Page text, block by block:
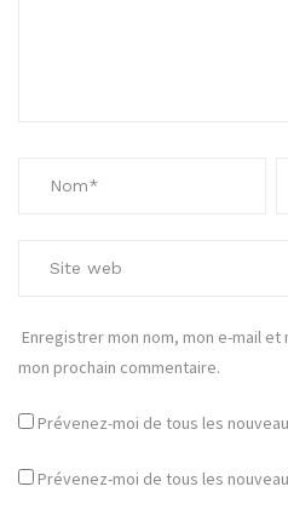
Enregistrer mon nom, mon e-mail
mon prochain commentaire.
Prévenez-moi de tous les
Prévenez-moi de tous les